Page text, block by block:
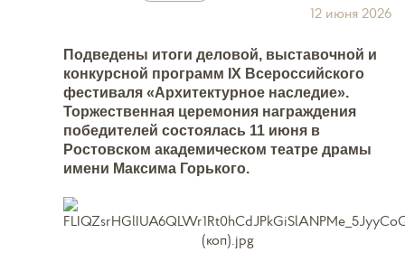
12 июня 2026
Подведены итоги деловой, выставочной и
конкурсной программ IX Всероссийского
фестиваля «Архитектурное наследие».
Торжественная церемония награждения
победителей состоялась 11 июня в
Ростовском академическом театре драмы
имени Максима Горького.